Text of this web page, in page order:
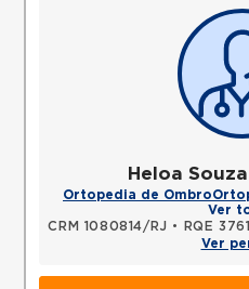
Heloa
Ortopedia de Ombro
Ver
CRM 1080814/RJ •
RQE
Ver